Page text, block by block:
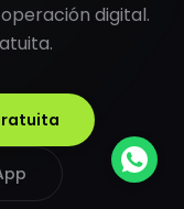
digital.